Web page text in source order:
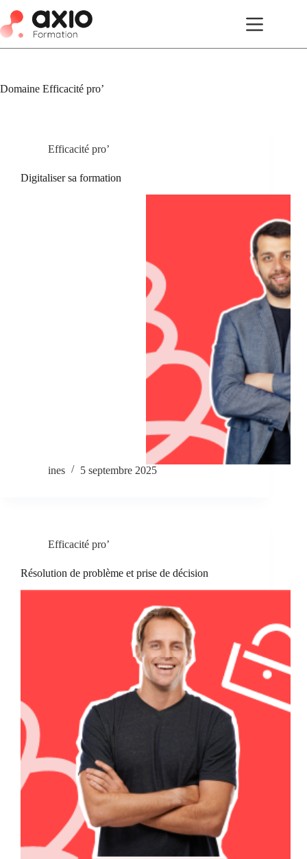
Domaine Efficacité pro’
Efficacité pro’
Digitaliser sa formation
ines 5 septembre 2025
Efficacité pro’
Résolution de problème et prise de décision